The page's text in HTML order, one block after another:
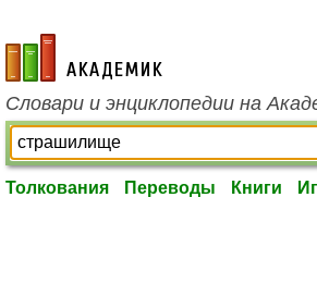
academic.ru
Словари и энциклопедии на
Толкования Переводы Книги